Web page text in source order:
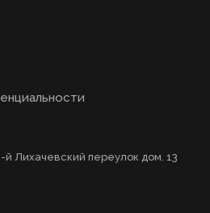
й Лихачевский переулок дом. 13